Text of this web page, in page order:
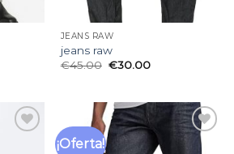
JEANS RAW
jeans raw
€45.00 €30.00
¡Oferta!
Añadir